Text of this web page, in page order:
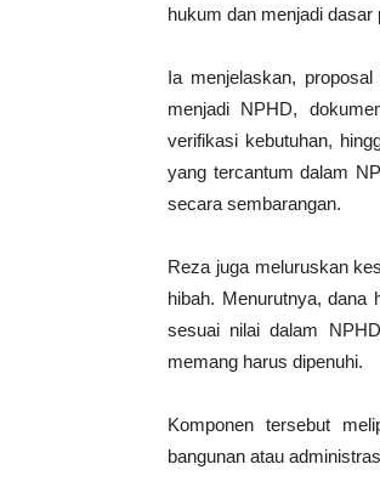
hukum dan menjadi dasar
Ia menjelaskan,
menjadi NPHD,
verifikasi kebutuhan,
yang tercantum dalam
secara sembarangan.
Reza juga meluruskan
hibah. Menurutnya, dana
sesuai nilai dalam
memang harus dipenuhi.
Komponen tersebut
bangunan atau